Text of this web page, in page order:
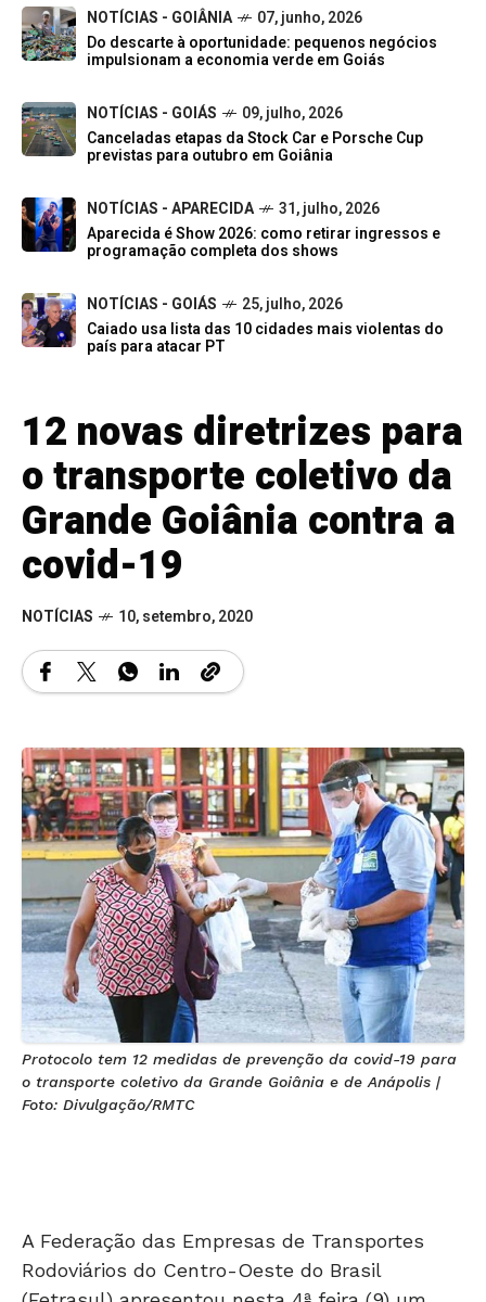
NOTÍCIAS - GOIÂNIA
07, junho, 2026
Do descarte à oportunidade: pequenos negócios
impulsionam a economia verde em Goiás
NOTÍCIAS - GOIÁS
09, julho, 2026
Canceladas etapas da Stock Car e Porsche Cup
previstas para outubro em Goiânia
NOTÍCIAS - APARECIDA
31, julho, 2026
Aparecida é Show 2026: como retirar ingressos e
programação completa dos shows
NOTÍCIAS - GOIÁS
25, julho, 2026
Caiado usa lista das 10 cidades mais violentas do
país para atacar PT
12 novas diretrizes para
o transporte coletivo da
Grande Goiânia contra a
covid-19
NOTÍCIAS 10, setembro, 2020
Protocolo tem 12 medidas de prevenção da covid-19 para
o transporte coletivo da Grande Goiânia e de Anápolis |
Foto: Divulgação/RMTC
Rodoviários do Centro-Oeste do Brasil
(Fetrasul) apresentou nesta 4ª feira (9) um
protocolo com 12 medidas de prevenção da